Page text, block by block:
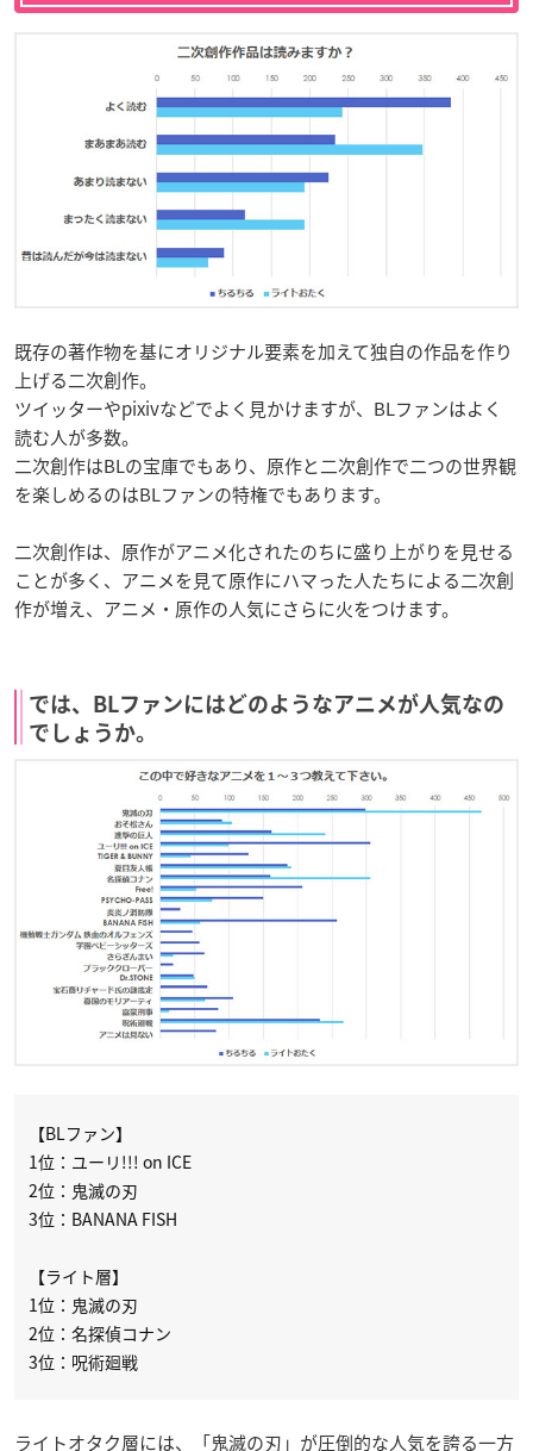
既存の著作物を基にオリジナル要素を加えて独自の作品を作り
上げる二次創作。
ツイッターやpixivなどでよく見かけますが、BLファンはよく
読む人が多数。
二次創作はBLの宝庫でもあり、原作と二次創作で二つの世界観
を楽しめるのはBLファンの特権でもあります。
二次創作は、原作がアニメ化されたのちに盛り上がりを見せる
ことが多く、アニメを見て原作にハマった人たちによる二次創
作が増え、アニメ・原作の人気にさらに火をつけます。
では、BLファンにはどのようなアニメが人気なの
でしょうか。
【BLファン】
1位：ユーリ!!! on ICE
2位：鬼滅の刃
3位：BANANA FISH
【ライト層】
1位：鬼滅の刃
2位：名探偵コナン
3位：呪術廻戦
ライトオタク層には、「鬼滅の刃」が圧倒的な人気を誇る一方